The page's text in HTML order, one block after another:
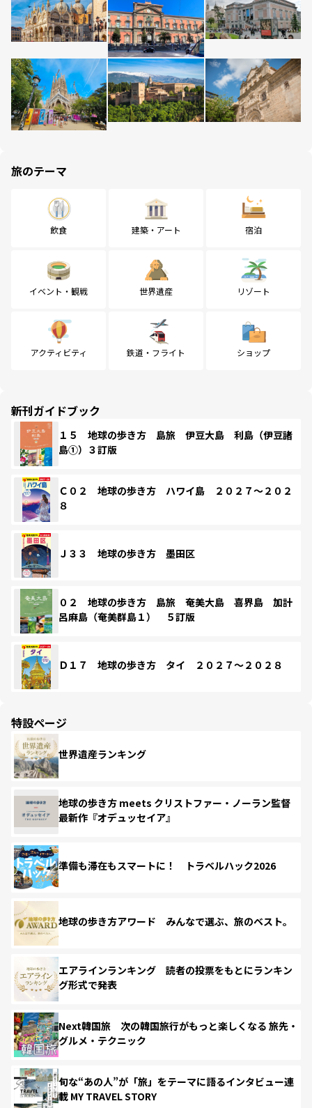
旅のテーマ
飲食 建築・アート 宿泊
イベント・観戦 世界遺産 リゾート
アクティビティ 鉄道・フライト ショップ
新刊ガイドブック
１５ 地球の歩き方 島旅 伊豆大島 利島（伊豆諸
島①）３訂版
Ｃ０２ 地球の歩き方 ハワイ島 ２０２７～２０２
８
Ｊ３３ 地球の歩き方 墨田区
０２ 地球の歩き方 島旅 奄美大島 喜界島 加計
呂麻島（奄美群島１） ５訂版
Ｄ１７ 地球の歩き方 タイ ２０２７～２０２８
特設ページ
世界遺産ランキング
地球の歩き方 meets クリストファー・ノーラン監督
最新作『オデュッセイア』
準備も滞在もスマートに！ トラベルハック2026
地球の歩き方アワード みんなで選ぶ、旅のベスト。
エアラインランキング 読者の投票をもとにランキン
グ形式で発表
Next韓国旅 次の韓国旅行がもっと楽しくなる 旅先・
グルメ・テクニック
旬な“あの人”が「旅」をテーマに語るインタビュー連
載 MY TRAVEL STORY